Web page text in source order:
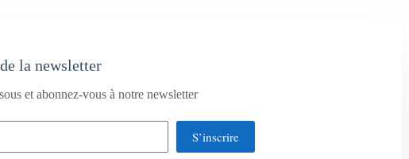
la newsletter
et abonnez-vous à notre newsletter
S’inscrire